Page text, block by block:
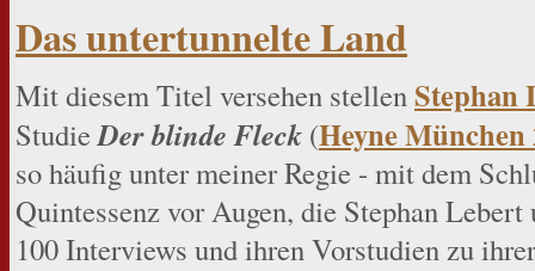
Das untertunnelte Land
Mit diesem Titel versehen stellenStephan
StudieDer blinde Fleck (Heyne München
so häufig unter meiner Regie - mit dem
Quintessenz vor Augen, die Stephan
100 Interviews und ihren Vorstudien zu